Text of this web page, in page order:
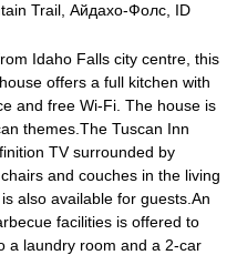
Trail, Айдахо-Фолс, ID
Idaho Falls city centre, this
offers a full kitchen with
and free Wi-Fi. The house is
themes.The Tuscan Inn
TV surrounded by
and couches in the living
also available for guests.An
facilities is offered to
a laundry room and a 2-car